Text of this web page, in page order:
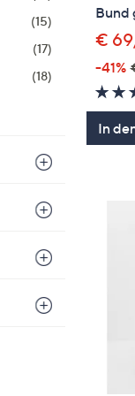
(15)
(17)
(18)
Bund
€
-41%
In